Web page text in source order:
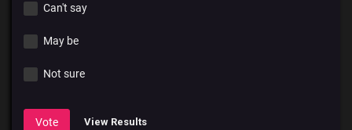
Can't say
May be
Not sure
Vote View Results